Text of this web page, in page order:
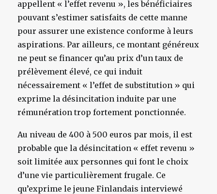
appellent « l’effet revenu », les bénéficiaires
pouvant s’estimer satisfaits de cette manne
pour assurer une existence conforme à leurs
aspirations. Par ailleurs, ce montant généreux
ne peut se financer qu’au prix d’un taux de
prélèvement élevé, ce qui induit
nécessairement « l’effet de substitution » qui
exprime la désincitation induite par une
rémunération trop fortement ponctionnée.
Au niveau de 400 à 500 euros par mois, il est
probable que la désincitation « effet revenu »
soit limitée aux personnes qui font le choix
d’une vie particulièrement frugale. Ce
qu’exprime le jeune Finlandais interviewé